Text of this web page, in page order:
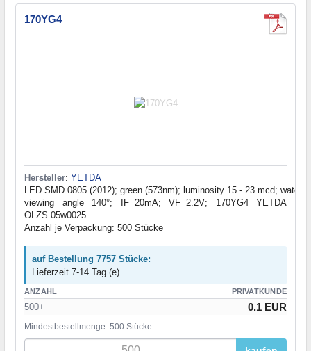
170YG4
Hersteller: YETDA
LED SMD 0805 (2012); green (573nm); luminosity 15 - 23 mcd;
viewing angle 140°; IF=20mA; VF=2.2V; 170YG4 YETDA
OLZS.05w0025
Anzahl je Verpackung: 500 Stücke
auf Bestellung 7757 Stücke:
Lieferzeit 7-14 Tag (e)
ANZAHL PRIVATKUNDE
500+ 0.1 EUR
Mindestbestellmenge: 500 Stücke